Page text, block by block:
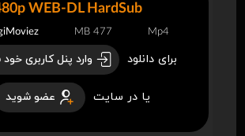
برای دانلود وارد پنل کاربری
یا در سایت عضو شوید
WEB-DL HardSub
477 MB Mp4